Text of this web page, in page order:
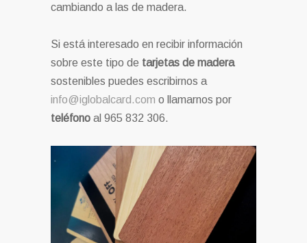
cambiando a las de madera.
Si está interesado en recibir información
sobre este tipo de tarjetas de madera
sostenibles puedes escribirnos a
info@iglobalcard.com o llamarnos por
teléfono al 965 832 306.